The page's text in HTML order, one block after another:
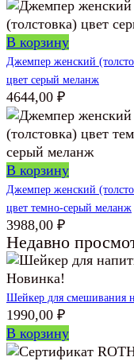
В корзину
Джемпер женский
цвет серый меланж
4644,00 ₽
В корзину
Джемпер женский
цвет темно-серый меланж
3988,00 ₽
Недавно
Новинка!
Шейкер для смешивания
1990,00 ₽
В корзину